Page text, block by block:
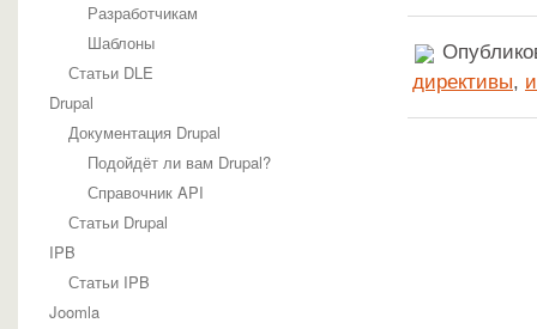
Разработчикам
Шаблоны
Статьи DLE
Drupal
Документация Drupal
Подойдёт ли вам Drupal?
Справочник API
Статьи Drupal
IPB
Статьи IPB
Joomla
директивы,